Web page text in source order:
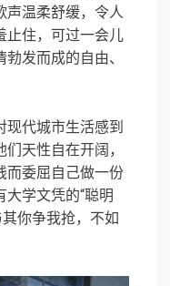
声温柔舒缓，令人
止住，可过一会儿
发而成的自由、
代城市生活感到
天性自在开阔，
而委屈自己做一份
学文凭的“聪明
你争我抢，不如